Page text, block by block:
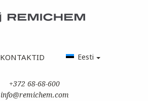
KONTAKTID Eesti
+372 68-68-600
info@remichem.com